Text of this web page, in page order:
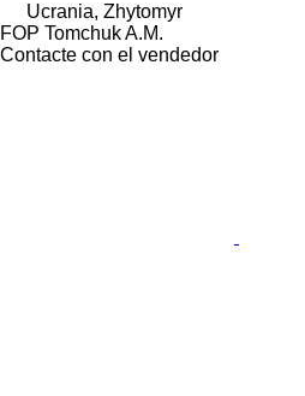
Ucrania, Zhytomyr
FOP Tomchuk A.M.
Contacte con el vendedor